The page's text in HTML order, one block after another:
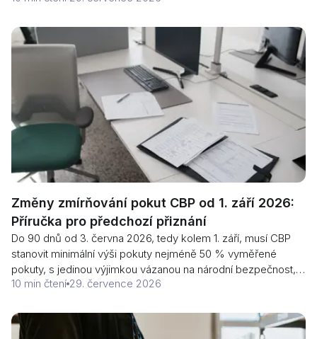
skutečným omezením a proč je druhá fáze záležitostí roku
2029.
Změny zmírňování pokut CBP od 1. září 2026:
Příručka pro předchozí přiznání
Do 90 dnů od 3. června 2026, tedy kolem 1. září, musí CBP
stanovit minimální výši pokuty nejméně 50 % vyměřené
pokuty, s jedinou výjimkou vázanou na národní bezpečnost, a
ukončit zmírňování sankcí pro opakované pachatele. Zde je
dosud přinese včasné oznámení a proč je toto datum pro
CBP spíše termínem než pro vás lhůtou.
10 min čtení 29. července 2026